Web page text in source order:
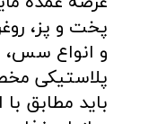
پخت و پز،
و انواع سس،
پلاستیکی
باید مطابق